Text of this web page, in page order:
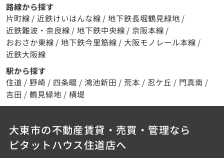
路線から探す
片町線 / 近鉄けいはんな線 / 地下鉄長堀鶴見緑地 /
近鉄難波・奈良線 / 地下鉄中央線 / 京阪本線 /
おおさか東線 / 地下鉄今里筋線 / 大阪モノレール本線 /
近鉄大阪線
駅から探す
住道 / 野崎 / 四条畷 / 鴻池新田 / 荒本 / 忍ケ丘 / 門真南 /
吉田 / 鶴見緑地 / 横堤
大東市の不動産賃貸・売買・管理なら
ピタットハウス住道店へ